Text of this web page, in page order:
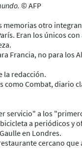
© AFP
memorias otro
Eran los únicos con
Francia, no para los
la redacción.
Combat, diario
servicio" a los
a periódicos y
en Londres.
cercano